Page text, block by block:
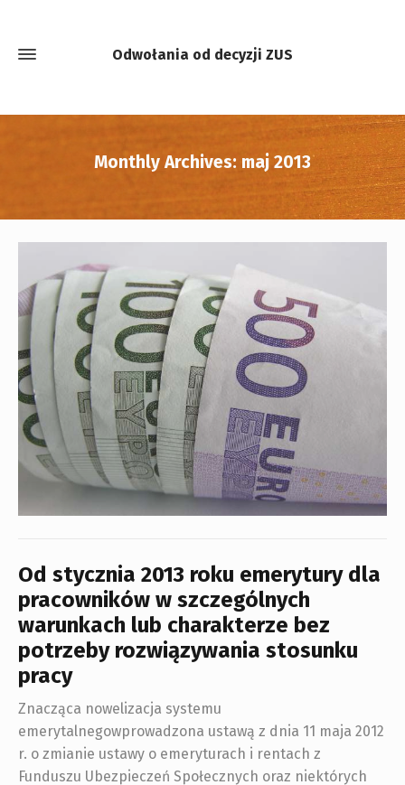
Odwołania od decyzji ZUS
Monthly Archives: maj 2013
Od stycznia 2013 roku emerytury dla
pracowników w szczególnych
warunkach lub charakterze bez
potrzeby rozwiązywania stosunku
pracy
Znacząca nowelizacja systemu
emerytalnegowprowadzona ustawą z dnia 11 maja 2012
r. o zmianie ustawy o emeryturach i rentach z
Funduszu Ubezpieczeń Społecznych oraz niektórych